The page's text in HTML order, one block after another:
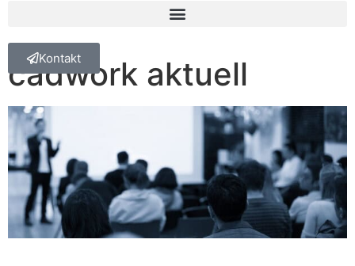
Kontakt
cadwork aktuell